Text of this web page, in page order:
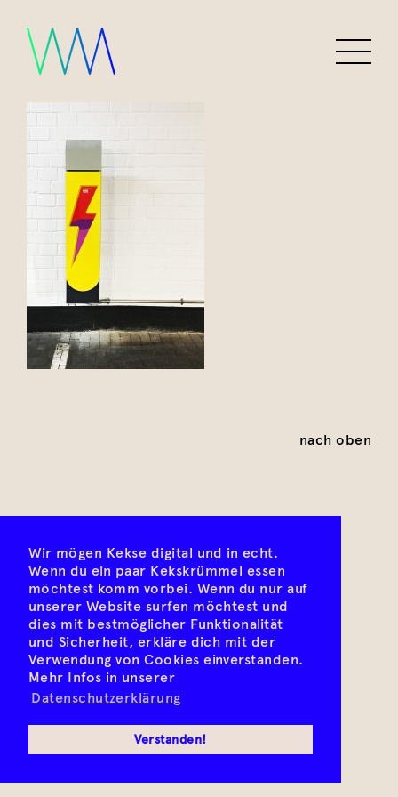
Wir mögen Kekse digital und in echt.
Wenn du ein paar Kekskrümmel essen
möchtest komm vorbei. Wenn du nur auf
unserer Website surfen möchtest und
dies mit bestmöglicher Funktionalität
und Sicherheit, erkläre dich mit der
Verwendung von Cookies einverstanden.
Mehr Infos in unserer
Datenschutzerklärung
Verstanden!
nach oben